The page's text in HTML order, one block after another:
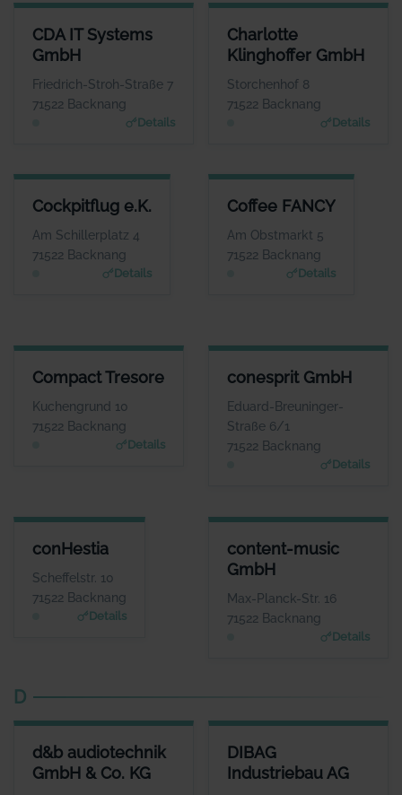
CDA IT Systems
GmbH
Friedrich-Stroh-Straße 7
71522 Backnang
Details
CDA IT SYSTEMS GMBH
ANSPRECHPARTNER
Herr Johannes Enge
WEBSITE
www.cda-it-system.de
Charlotte
Klinghoffer GmbH
Storchenhof 8
71522 Backnang
Details
CHARLOTTE KLINGHOFFER
Frau Charlotte
Cockpitflug e.K.
Am Schillerplatz 4
71522 Backnang
Details
COCKPITFLUG E.K.
ANSPRECHPARTNER
Herr Carsten Hansen
www.cockpitflug.de
Coffee FANCY
Am Obstmarkt 5
71522 Backnang
Details
COFFEE FANCY
Herr Daniel Mendes
www.coffee-fancy.de
Compact Tresore
Kuchengrund 10
71522 Backnang
Details
COMPACT TRESORE
ANSPRECHPARTNER
Frau Julia Teller
www.compact-tresore.
de
conesprit GmbH
Eduard-Breuninger-
Straße 6/1
71522 Backnang
Details
CONESPRIT GMBH
ANSPRECHPARTNER
Herr Roman
www.conesprit.de
conHestia
Scheffelstr. 10
71522 Backnang
Details
Herr Manfred
Wasserberg
www.conhestia.de
content-music
GmbH
Max-Planck-Str. 16
71522 Backnang
Details
CONTENT-MUSIC GMBH
ANSPRECHPARTNER
Herr Josh Kochhann
WEBSITE
www.content-music.de
D
d&b audiotechnik
GmbH & Co. KG
D&B AUDIOTECHNIK GMBH & CO. KG
Herr Amnon Harman
DIBAG
Industriebau AG
DIBAG INDUSTRIEBAU AG
ANSPRECHPARTNER
Herr Peter Vassholz